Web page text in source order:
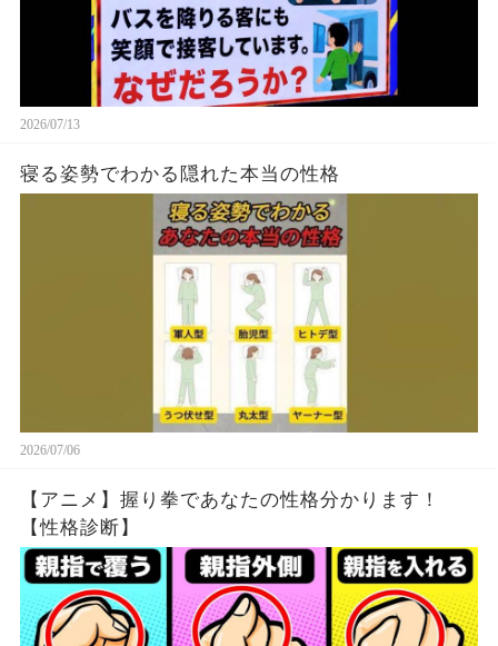
2026/07/13
寝る姿勢でわかる隠れた本当の性格
2026/07/06
【アニメ】握り拳であなたの性格分かります！
【性格診断】